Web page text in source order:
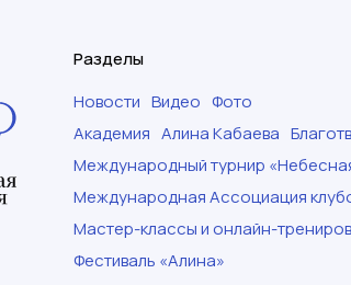
Разделы
Новости Видео Фото
Академия Алина Кабаева
Международный турнир
Международная Ассоциация
Мастер-классы и онлайн-
Фестиваль «Алина»